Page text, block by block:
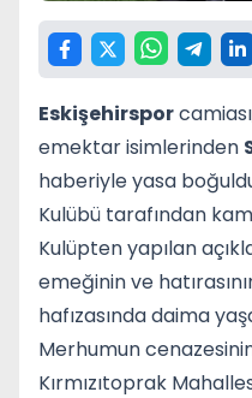
Eskişehirspor
emektar isimlerinden
haberiyle yasa
Kulübü tarafından
Kulüpten yapılan
emeğinin ve
hafızasında daima
Merhumun
Kırmızıtoprak